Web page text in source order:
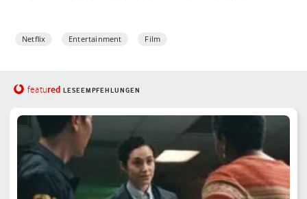
Netflix Entertainment Film
featured LESEEMPFEHLUNGEN